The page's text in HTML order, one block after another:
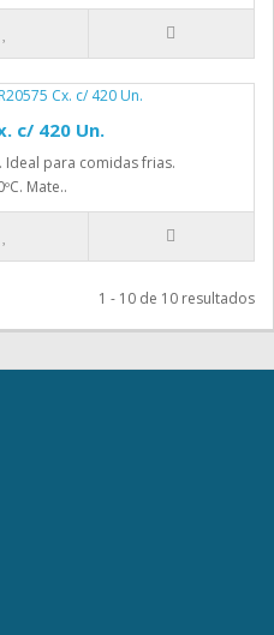
c/ 420 Un.
Ideal para comidas frias.
Mate..
1 - 10 de 10 resultados